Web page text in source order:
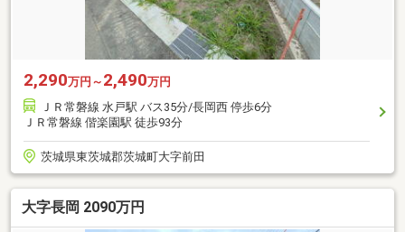
2,290万円～ 2,490万円
ＪＲ常磐線 水戸駅 バス35分/長岡西 停歩6分
ＪＲ常磐線 偕楽園駅 徒歩93分
茨城県東茨城郡茨城町大字前田
大字長岡 2090万円